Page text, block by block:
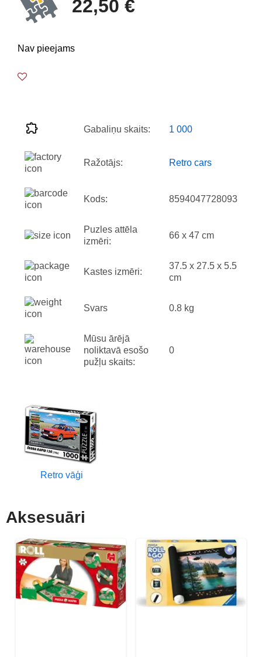
22,50 €
Nav pieejams
Gabaliņu skaits: 1 000
Ražotājs: Retro cars
Kods: 8594047728093
Puzles attēla
izmēri:
66 x 47 cm
Kastes izmēri:
37.5 x 27.5 x 5.5
cm
Svars 0.8 kg
Mūsu ārējā
noliktavā esošo
pužļu skaits:
0
Retro vāģi
Aksesuāri